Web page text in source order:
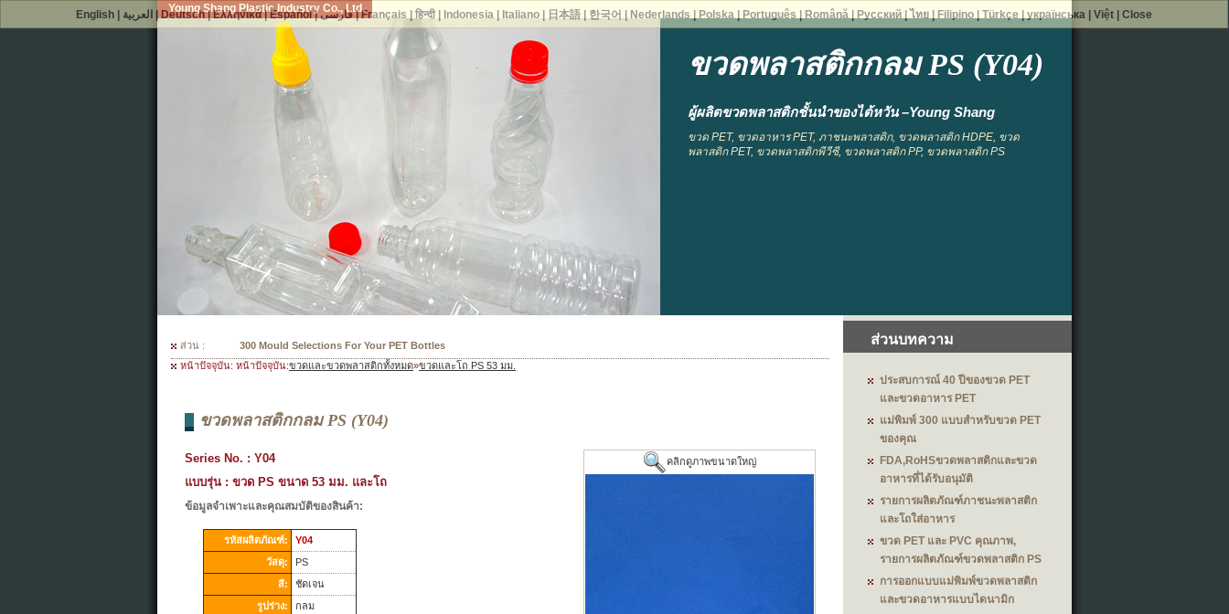
Young Shang Plastic Industry Co., Ltd.
ขวดพลาสติกกลม PS (Y04)
ผู้ผลิตขวดพลาสติกชั้นนำของไต้หวัน –Young Shang
ขวด PET, ขวดอาหาร PET, ภาชนะพลาสติก, ขวดพลาสติก HDPE, ขวด
พลาสติก PET, ขวดพลาสติกพีวีซี, ขวดพลาสติก PP, ขวดพลาสติก PS
ส่วน :
300 Mould Selections For Your PET Bottles
หน้าปัจจุบัน: หน้าปัจจุบัน:ขวดและขวดพลาสติกทั้งหมด»ขวดและโถ PS 53 มม.
ขวดพลาสติกกลม PS (Y04)
คลิกดูภาพขนาดใหญ่
Series No. : Y04
แบบรุ่น : ขวด PS ขนาด 53 มม. และโถ
ข้อมูลจำเพาะและคุณสมบัติของสินค้า:
รหัสผลิตภัณฑ์:
Y04
วัสดุ:
PS
สี:
ชัดเจน
รูปร่าง:
กลม
ส่วนบทความ
ประสบการณ์ 40 ปีของขวด PET
และขวดอาหาร PET
แม่พิมพ์ 300 แบบสำหรับขวด PET
ของคุณ
FDA,RoHSขวดพลาสติกและขวด
อาหารที่ได้รับอนุมัติ
รายการผลิตภัณฑ์ภาชนะพลาสติก
และโถใส่อาหาร
ขวด PET และ PVC คุณภาพ,
รายการผลิตภัณฑ์ขวดพลาสติก PS
การออกแบบแม่พิมพ์ขวดพลาสติก
และขวดอาหารแบบไดนามิก
English| العربية Deutsch|Ελληνικά|Español| فارسی|Français हिन्दी| Indonesia| Italiano| 日本語| 한국어 Nederlands Polska| Português Română| Русский| ไทย| Filipino| Türkçe українська| Việt| Close